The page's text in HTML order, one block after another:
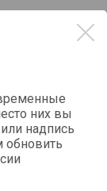
них вы
надпись
обновить